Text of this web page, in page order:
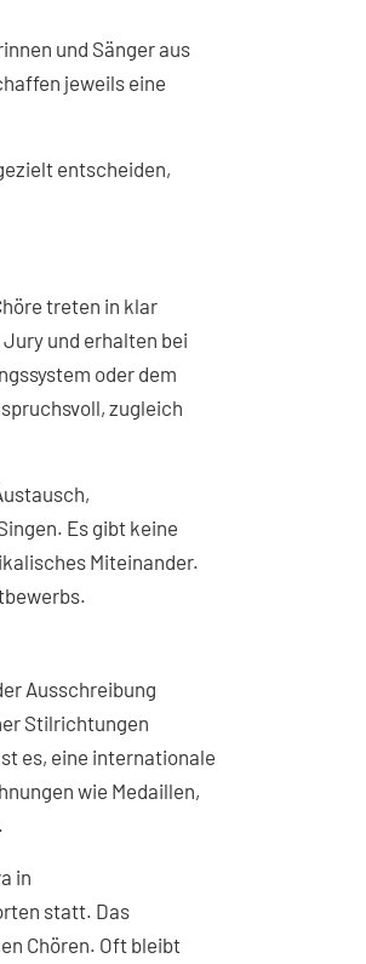
und Sänger aus
jeweils eine
entscheiden,
treten in klar
und erhalten bei
oder dem
zugleich
Es gibt keine
Miteinander.
Ausschreibung
Stilrichtungen
es, eine internationale
wie Medaillen,
in
statt. Das
Chören. Oft bleibt